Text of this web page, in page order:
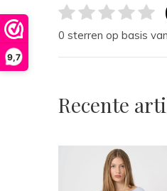
9,7
0 sterren op basis
Recente